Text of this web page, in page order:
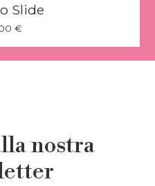
Slide
€
nostra